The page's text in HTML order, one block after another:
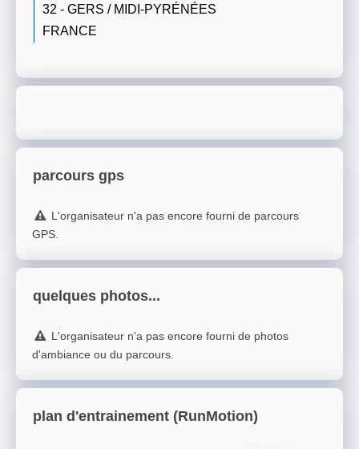
32 - GERS / MIDI-PYRÉNÉES
FRANCE
parcours gps
L'organisateur n'a pas encore fourni de parcours
GPS.
quelques photos...
L'organisateur n'a pas encore fourni de photos
d'ambiance ou du parcours.
plan d'entrainement (RunMotion)